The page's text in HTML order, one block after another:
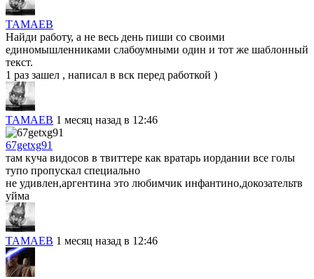
TAMAEB
Найди работу, а не весь день пиши со своими
единомышленниками слабоумными один и тот же шаблонный
текст.
1 раз зашел , написал в вск перед работкой )
TAMAEB 1 месяц назад в 12:46
67getxg91
там куча видосов в твиттере как вратарь иордании все голы
тупо пропускал специально
не удивлен,аргентина это любимчик инфантино,докозательтв
уйма
TAMAEB 1 месяц назад в 12:46